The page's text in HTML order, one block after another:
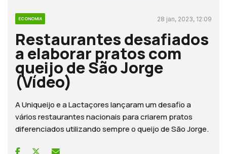
ECONOMIA 28 jan, 2023, 12:09
Restaurantes desafiados
a elaborar pratos com
queijo de São Jorge
(Vídeo)
A Uniqueijo e a Lactaçores lançaram um desafio a
vários restaurantes nacionais para criarem pratos
diferenciados utilizando sempre o queijo de São Jorge.